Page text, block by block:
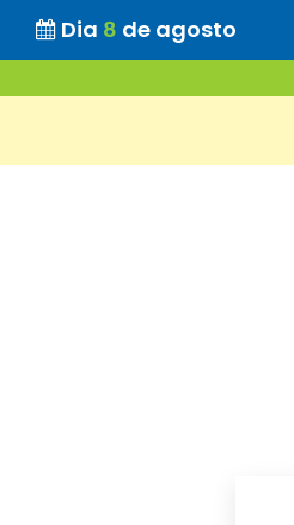
Dia 8 de agosto